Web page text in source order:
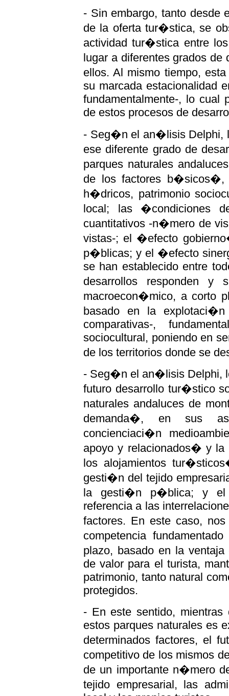
- Sin embargo, tanto desde
de la oferta tur�stica, se
actividad tur�stica entre
lugar a diferentes grados
ellos. Al mismo tiempo,
su marcada estacionalidad
fundamentalmente-, lo cual
de estos procesos de
- Seg�n el an�lisis Delphi,
ese diferente grado de
parques naturales
de los factores b�sicos�,
h�dricos, patrimonio
local; las �condiciones
cuantitativos -n�mero de
vistas-; el �efecto
p�blicas; y el �efecto
se han establecido entre
desarrollos responden
macroecon�mico, a corto
basado en la
comparativas-,
sociocultural, poniendo en
de los territorios donde se
- Seg�n el an�lisis Delphi,
futuro desarrollo tur�stico
naturales andaluces de
demanda�, en sus
concienciaci�n
apoyo y relacionados� y
los alojamientos
gesti�n del tejido
la gesti�n p�blica; y el
referencia a las
factores. En este caso,
competencia
plazo, basado en la
de valor para el turista,
patrimonio, tanto natural
protegidos.
- En este sentido,
estos parques naturales es
determinados factores, el
competitivo de los mismos
de un importante n�mero
tejido empresarial, las